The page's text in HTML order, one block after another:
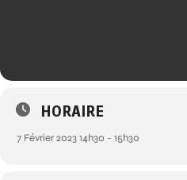
HORAIRE
7 Février 2023 14h30 - 15h30